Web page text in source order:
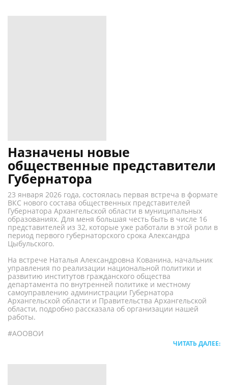
Назначены новые
общественные представители
Губернатора
23 января 2026 года, состоялась первая встреча в формате
ВКС нового состава общественных представителей
Губернатора Архангельской области в муниципальных
образованиях. Для меня большая честь быть в числе 16
представителей из 32, которые уже работали в этой роли в
период первого губернаторского срока Александра
Цыбульского.
На встрече Наталья Александровна Кованина, начальник
управления по реализации национальной политики и
развитию институтов гражданского общества
департамента по внутренней политике и местному
самоуправлению администрации Губернатора
Архангельской области и Правительства Архангельской
области, подробно рассказала об организации нашей
работы.
#АООВОИ
ЧИТАТЬ ДАЛЕЕ: